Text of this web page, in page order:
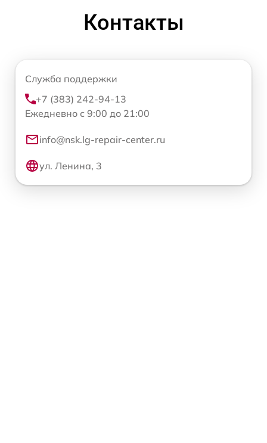
Контакты
Служба поддержки
+7 (383) 242-94-13
Ежедневно с 9:00 до 21:00
info@nsk.lg-repair-center.ru
ул. Ленина, 3